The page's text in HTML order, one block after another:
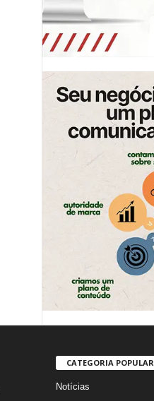
CATEGORIA POPULAR
Notícias